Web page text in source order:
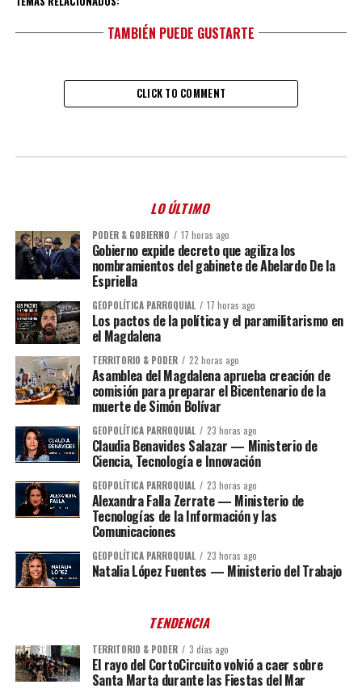
TAMBIÉN PUEDE GUSTARTE
CLICK TO COMMENT
LO ÚLTIMO
PODER & GOBIERNO 17 horas ago
Gobierno expide decreto que agiliza los
nombramientos del gabinete de Abelardo De la
Espriella
GEOPOLÍTICA PARROQUIAL 17 horas ago
Los pactos de la política y el paramilitarismo en
el Magdalena
TERRITORIO & PODER 22 horas ago
Asamblea del Magdalena aprueba creación de
comisión para preparar el Bicentenario de la
muerte de Simón Bolívar
GEOPOLÍTICA PARROQUIAL 23 horas ago
Claudia Benavides Salazar — Ministerio de
Ciencia, Tecnología e Innovación
GEOPOLÍTICA PARROQUIAL 23 horas ago
Alexandra Falla Zerrate — Ministerio de
Tecnologías de la Información y las
Comunicaciones
GEOPOLÍTICA PARROQUIAL 23 horas ago
Natalia López Fuentes — Ministerio del Trabajo
TENDENCIA
TERRITORIO & PODER 3 días ago
El rayo del CortoCircuito volvió a caer sobre
Santa Marta durante las Fiestas del Mar